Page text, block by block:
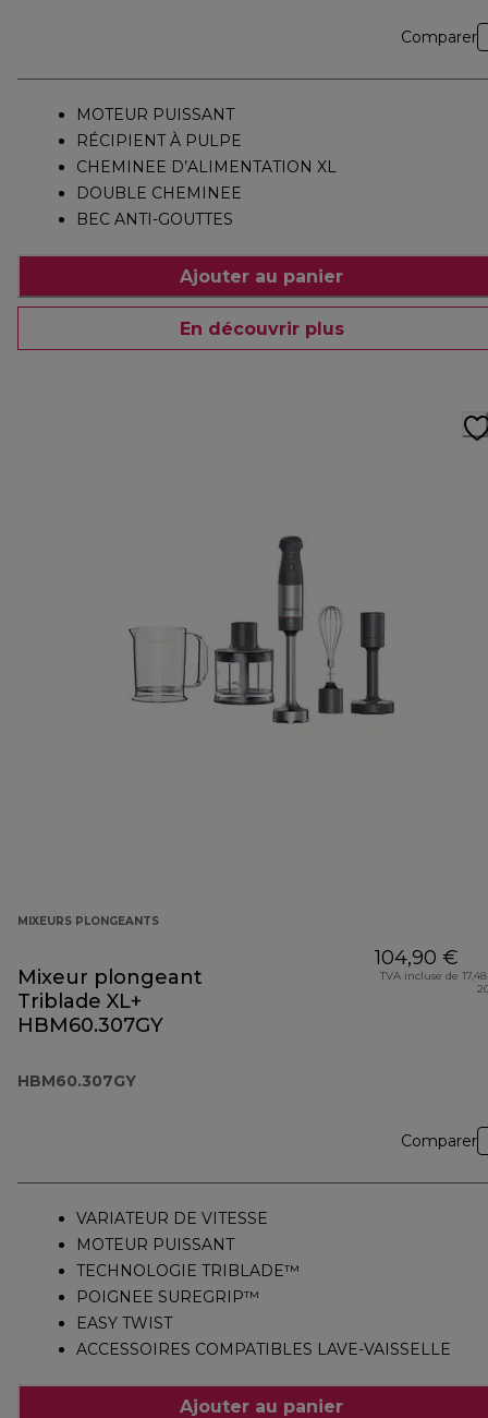
Comparer
MOTEUR PUISSANT
RÉCIPIENT À PULPE
CHEMINEE D’ALIMENTATION XL
DOUBLE CHEMINEE
BEC ANTI-GOUTTES
Ajouter au panier
En découvrir plus
MIXEURS PLONGEANTS
Mixeur plongeant
Triblade XL+
HBM60.307GY
HBM60.307GY
104,90 €
TVA incluse de
Comparer
VARIATEUR DE VITESSE
MOTEUR PUISSANT
TECHNOLOGIE TRIBLADE™
POIGNEE SUREGRIP™
EASY TWIST
ACCESSOIRES COMPATIBLES LAVE-VAISSELLE
Ajouter au panier